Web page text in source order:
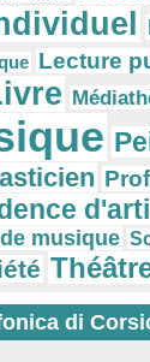
Lecture
musique
di